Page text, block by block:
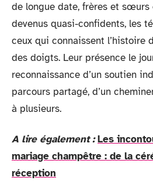
de longue date, frères et sœurs
devenus quasi-confidents, les
ceux qui connaissent l’histoire
des doigts. Leur présence le
reconnaissance d’un soutien
parcours partagé, d’un
à plusieurs.
A lire également : Les
mariage champêtre : de la
réception